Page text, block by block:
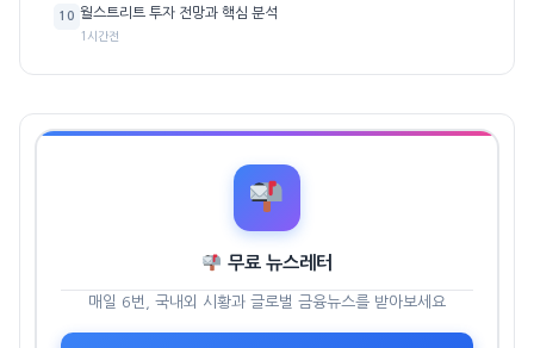
10 월스트리트 투자 전망과 핵심 분석
1시간전
무료 뉴스레터
매일 6번, 국내외 시황과 글로벌 금융뉴스를 받아보세요